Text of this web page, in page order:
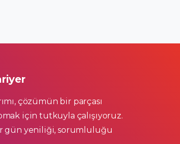
çözümün bir parçası
için tutkuyla çalışıyoruz.
gün yeniliği, sorumluluğu